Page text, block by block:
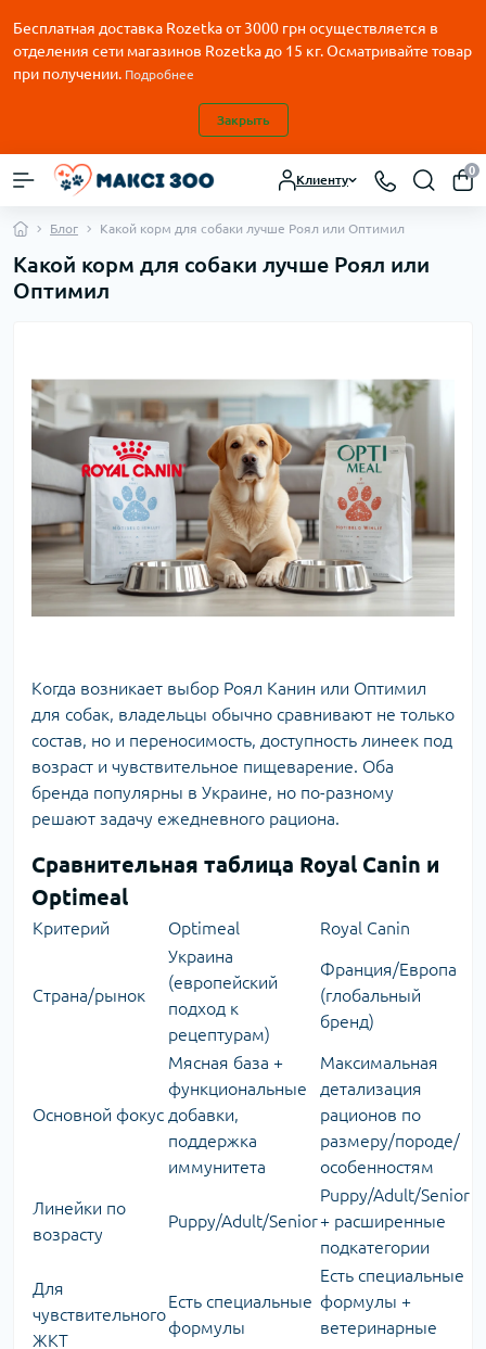
Бесплатная доставка Rozetka от3000 грн осуществляется в
отделения сети магазинов Rozetka до 15 кг. Осматривайте товар
при получении. Подробнее
Закрыть
Клиенту
0
Блог Какой корм для собаки лучше Роял или Оптимил
Какой корм для собаки лучше Роял или
Оптимил
Когда возникает выбор Роял Канин или Оптимил
для собак, владельцы обычно сравнивают не только
состав, но и переносимость, доступность линеек под
возраст и чувствительное пищеварение. Оба
бренда популярны в Украине, но по-разному
решают задачу ежедневного рациона.
Сравнительная таблица Royal Сanin и
Optimeal
Критерий Optimeal Royal Canin
Страна/рынок
Украина
(европейский
подход к
рецептурам)
Франция/Европа
(глобальный
бренд)
Основной фокус
Мясная база +
функциональные
добавки,
поддержка
иммунитета
Максимальная
детализация
рационов по
размеру/породе/
особенностям
Линейки по
возрасту
Puppy/Adult/Senior
Puppy/Adult/Senior
+ расширенные
подкатегории
Для
чувствительного
ЖКТ
Есть специальные
формулы
Есть специальные
формулы +
ветеринарные